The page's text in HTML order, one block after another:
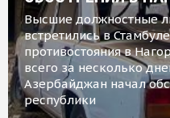
Высшие должностные
встретились в
противостояния в
всего за несколько
Азербайджан начал
республики